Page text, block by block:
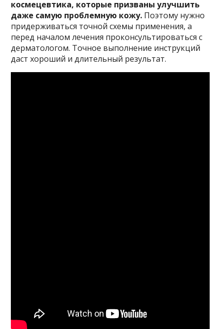
космецевтика, которые призваны улучшить
даже самую проблемную кожу. Поэтому нужно
придерживаться точной схемы применения, а
перед началом лечения проконсультироваться с
дерматологом. Точное выполнение инструкций
даст хороший и длительный результат.